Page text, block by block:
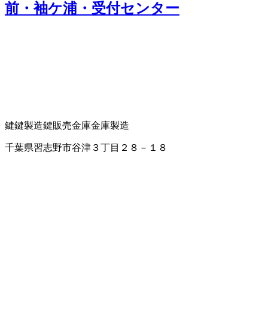
前・袖ケ浦・受付センター
鍵鍵製造鍵販売金庫金庫製造
千葉県習志野市谷津３丁目２８－１８